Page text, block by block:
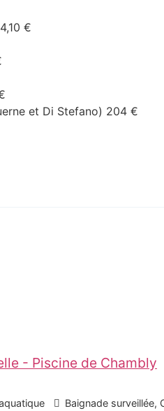
€
et Di Stefano) 204 €
- Piscine de Chambly
Baignade surveillée,